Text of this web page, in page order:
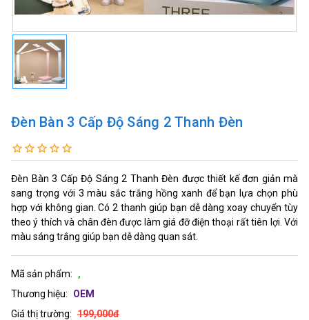
Đèn Bàn 3 Cấp Độ Sáng 2 Thanh Đèn
Đèn Bàn 3 Cấp Độ Sáng 2 Thanh Đèn được thiết kế đơn giản mà
sang trọng với 3 màu sắc trắng hồng xanh để bạn lựa chọn phù
hợp với không gian. Có 2 thanh giúp bạn dễ dàng xoay chuyển tùy
theo ý thích và chân đèn được làm giá đỡ điện thoại rất tiên lợi. Với
màu sáng trắng giúp bạn dễ dàng quan sát.
Mã sản phẩm:
,
Thương hiệu:
OEM
Giá thị trường: 199,000đ